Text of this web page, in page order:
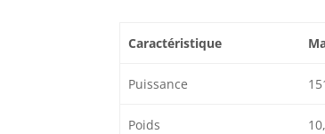
Caractéristique
Puissance
Poids